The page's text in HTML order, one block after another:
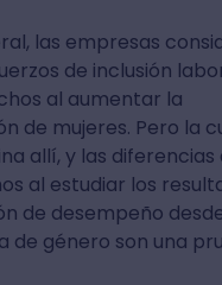
las empresas
de inclusión
al aumentar la
de mujeres. Pero la
allí, y las diferencias
al estudiar los
de desempeño
de género son una